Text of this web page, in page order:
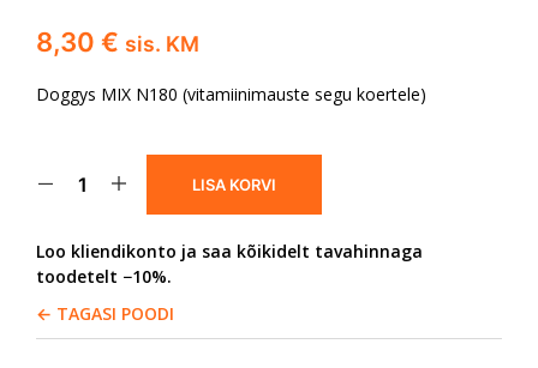
8,30 € sis. KM
Doggys MIX N180 (vitamiinimauste segu koertele)
LISA KORVI
Loo kliendikonto ja saa kõikidelt tavahinnaga
toodetelt −10%.
← TAGASI POODI